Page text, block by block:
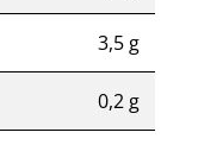
3,5 g
0,2 g